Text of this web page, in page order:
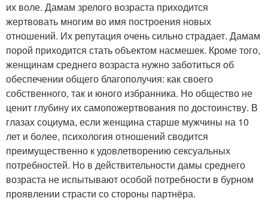
их воле. Дамам зрелого возраста приходится
жертвовать многим во имя построения новых
отношений. Их репутация очень сильно страдает. Дамам
порой приходится стать объектом насмешек. Кроме того,
женщинам среднего возраста нужно заботиться об
обеспечении общего благополучия: как своего
собственного, так и юного избранника. Но общество не
ценит глубину их самопожертвования по достоинству. В
глазах социума, если женщина старше мужчины на 10
лет и более, психология отношений сводится
преимущественно к удовлетворению сексуальных
потребностей. Но в действительности дамы среднего
возраста не испытывают особой потребности в бурном
проявлении страсти со стороны партнёра.